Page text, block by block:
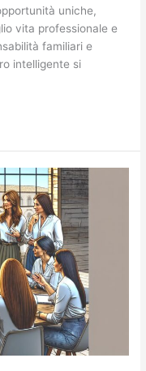
uniche,
vita professionale e
familiari e
intelligente si